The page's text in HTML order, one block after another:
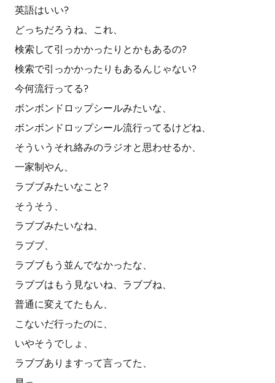
英語はいい?
どっちだろうね、これ、
検索して引っかかったりとかもあるの?
検索で引っかかったりもあるんじゃない?
今何流行ってる?
ボンボンドロップシールみたいな、
ボンボンドロップシール流行ってるけどね、
そういうそれ絡みのラジオと思わせるか、
一家制やん、
ラブブみたいなこと?
そうそう、
ラブブみたいなね、
ラブブ、
ラブブもう並んでなかったな、
ラブブはもう見ないね、ラブブね、
普通に変えてたもん、
こないだ行ったのに、
いやそうでしょ、
ラブブありますって言ってた、